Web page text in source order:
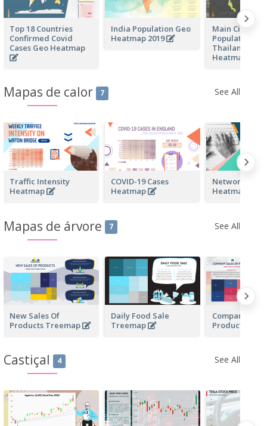
Top 18 Countries
Confirmed Covid
Cases Geo Heatmap
India Population Geo
Heatmap 2019
Main Cities by
Population in
Thailand Geo
Heatmap
Mapas de calor 7 See All
Traffic Intensity
Heatmap
COVID-19 Cases
Heatmap
Network
Heatmap
Mapas de árvore 7 See All
New Sales Of
Products Treemap
Daily Food Sale
Treemap
Company
Products
Castiçal 4 See All